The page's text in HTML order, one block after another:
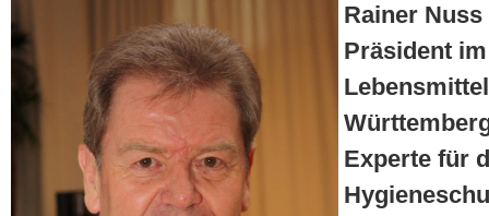
Rainer Nuss
Präsident
Experte für